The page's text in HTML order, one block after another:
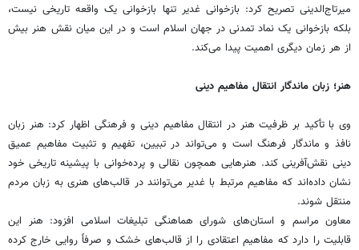
میرتاج‌الدینی تصریح کرد: بازخوانی غدیر تنها بازخوانی یک واقعه تاریخی نیست،
بلکه بازخوانی یک نماد تمدنی در جهان اسلام است و در این میان نقش هنر بیش
از هر زمان دیگری اهمیت پیدا می‌کند.
هنر؛ زبان ماندگار انتقال مفاهیم دینی
وی با تأکید بر ظرفیت هنر در انتقال مفاهیم دینی و فرهنگی اظهار کرد: هنر زبان
نافذ و ماندگار فرهنگ است و می‌تواند در تبیین، تفهیم و تثبیت مفاهیم عمیق
دینی نقش‌آفرینی کند. هنرهایی همچون نقالی و پرده‌خوانی با پیشینه تاریخی خود
نشان داده‌اند که مفاهیم مرتبط با غدیر می‌توانند در قالب‌های هنری به زبان مردم
منتقل شوند.
معاون مراسم و استان‌های شورای هماهنگی تبلیغات اسلامی افزود: هنر این
قابلیت را دارد که مفاهیم اعتقادی را از قالب‌های خشک و صرفاً روایی خارج کرده